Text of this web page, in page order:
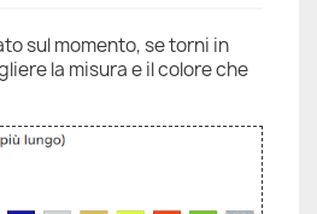
sul momento, se torni in
la misura e il colore che